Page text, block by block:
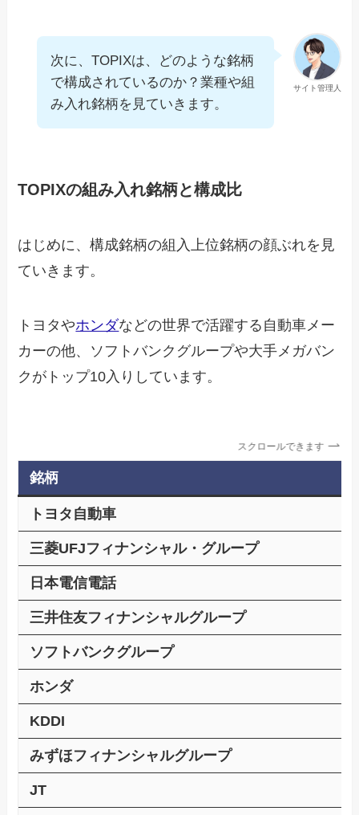
サイト管理人
次に、TOPIXは、どのような銘柄
で構成されているのか？業種や組
み入れ銘柄を見ていきます。
TOPIXの組み入れ銘柄と構成比
はじめに、構成銘柄の組入上位銘柄の顔ぶれを見
ていきます。
トヨタやホンダなどの世界で活躍する自動車メー
カーの他、ソフトバンクグループや大手メガバン
クがトップ10入りしています。
スクロールできます
銘柄
トヨタ自動車
三菱UFJフィナンシャル・グループ
日本電信電話
三井住友フィナンシャルグループ
ソフトバンクグループ
ホンダ
KDDI
みずほフィナンシャルグループ
JT